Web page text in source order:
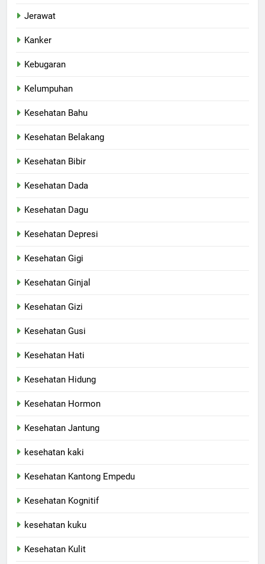
Jerawat
Kanker
Kebugaran
Kelumpuhan
Kesehatan Bahu
Kesehatan Belakang
Kesehatan Bibir
Kesehatan Dada
Kesehatan Dagu
Kesehatan Depresi
Kesehatan Gigi
Kesehatan Ginjal
Kesehatan Gizi
Kesehatan Gusi
Kesehatan Hati
Kesehatan Hidung
Kesehatan Hormon
Kesehatan Jantung
kesehatan kaki
Kesehatan Kantong Empedu
Kesehatan Kognitif
kesehatan kuku
Kesehatan Kulit